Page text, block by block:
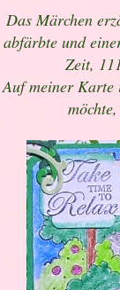
Das Märchen
abfärbte und
Zeit,
Auf meiner Karte